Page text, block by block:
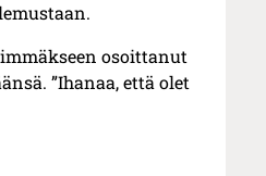
osoittanut
”Ihanaa, että olet